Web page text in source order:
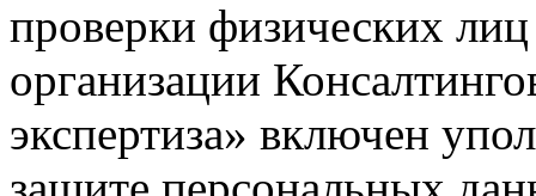
проверки физических
организации
экспертиза» включен